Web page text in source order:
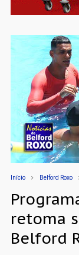
Início Belford Roxo
retoma
Belford